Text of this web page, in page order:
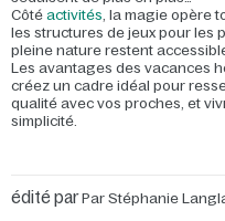
Côté activités, la magie opère
les structures de jeux pour les
pleine nature restent
Les avantages des vacances
créez un cadre idéal pour
qualité avec vos proches, et
simplicité.
édité parPar Stéphanie